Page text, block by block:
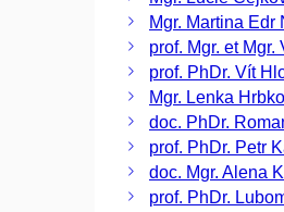
Mgr. Martina Edr
prof. Mgr. et
prof. PhDr. Vít
Mgr. Lenka
doc. PhDr.
prof. PhDr. Petr
doc. Mgr. Alena
prof. PhDr.